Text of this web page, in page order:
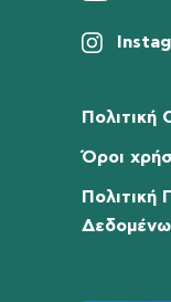
Πολιτική
Όροι